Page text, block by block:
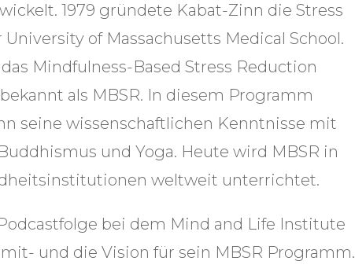
1979 gründete Kabat-Zinn die Stress
of Massachusetts Medical School.
Mindfulness-Based Stress Reduction
als MBSR. In diesem Programm
seine wissenschaftlichen Kenntnisse mit
und Yoga. Heute wird MBSR in
weltweit unterrichtet.
bei dem Mind and Life Institute
und die Vision für sein MBSR Programm.